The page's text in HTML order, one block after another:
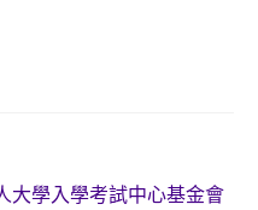
大學入學考試中心基金會